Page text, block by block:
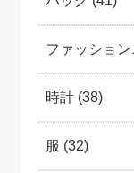
ファッショ
時計 (38)
服 (32)